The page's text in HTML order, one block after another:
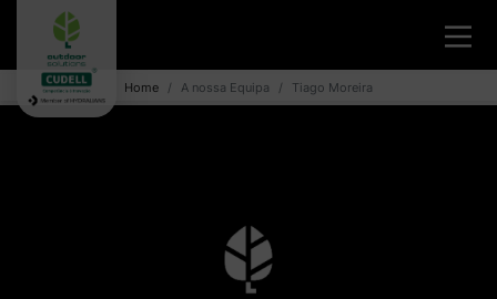
Home A nossa Equipa Tiago Moreira